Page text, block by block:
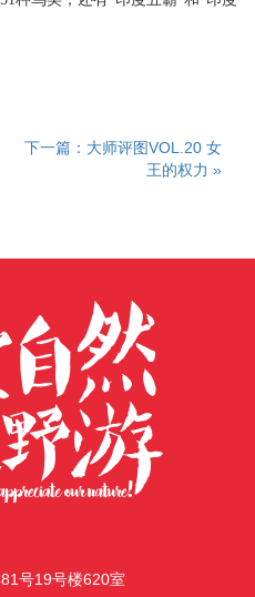
下一篇：大师评图VOL.20 女
王的权力 »
号19号楼620室